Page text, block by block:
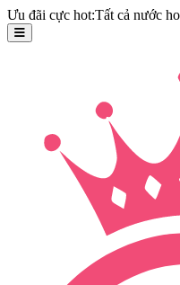
Ưu đãi cực hot:Tất cả nước